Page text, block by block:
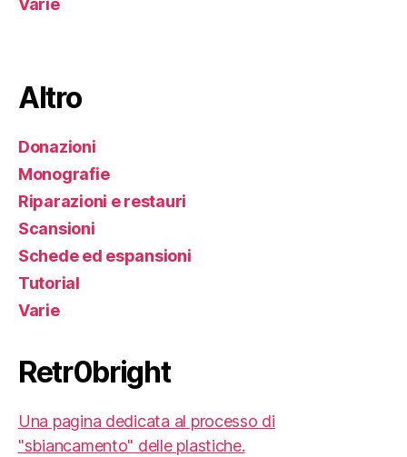
Varie
Altro
Donazioni
Monografie
Riparazioni e restauri
Scansioni
Schede ed espansioni
Tutorial
Varie
Retr0bright
Una pagina dedicata al processo di
"sbiancamento" delle plastiche.